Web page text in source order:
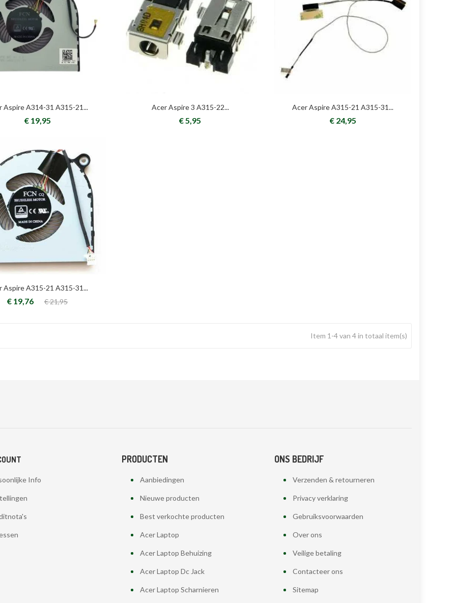
Aspire A314-31 A315-21...
€ 19,95
Acer Aspire 3 A315-22...
€ 5,95
Acer Aspire A315-21 A315-31...
€ 24,95
Aspire A315-21 A315-31...
€ 19,76 € 21,95
Item 1-4 van 4 in totaal item(s)
Info
PRODUCTEN
Aanbiedingen
Nieuwe producten
Best verkochte producten
Acer Laptop
Acer Laptop Behuizing
Acer Laptop Dc Jack
Acer Laptop Scharnieren
ONS BEDRIJF
Verzenden & retourneren
Privacy verklaring
Gebruiksvoorwaarden
Over ons
Veilige betaling
Contacteer ons
Sitemap